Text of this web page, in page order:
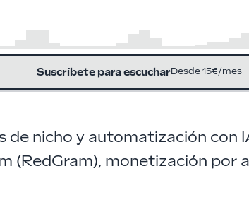
Suscríbete para escucharDesde 15€/mes
de nicho y automatización con
(RedGram), monetización por